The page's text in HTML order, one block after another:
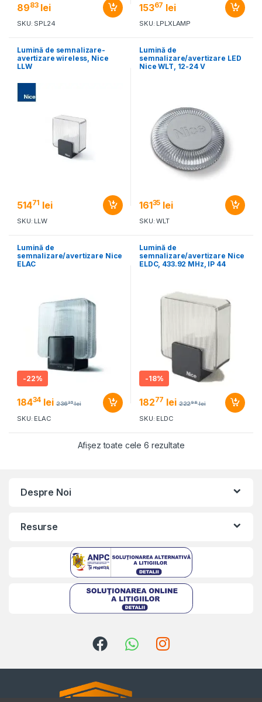
8983 lei
SKU: SPL24
15367 lei
SKU: LPLXLAMP
Lumină de semnalizare-
avertizare wireless, Nice
LLW
51471 lei
SKU: LLW
Lumină de
semnalizare/avertizare LED
Nice WLT, 12-24 V
16135 lei
SKU: WLT
Lumină de
semnalizare/avertizare Nice
ELAC
-22%
18434 lei 23635 lei
SKU: ELAC
Lumină de
semnalizare/avertizare Nice
ELDC, 433.92 MHz, IP 44
-18%
18277 lei 22298 lei
SKU: ELDC
Afișez toate cele 6 rezultate
Despre Noi
Resurse
Kriszta
Typically replies within a day